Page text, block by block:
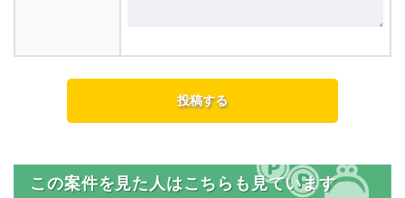
この案件を見た人はこちらも見ています